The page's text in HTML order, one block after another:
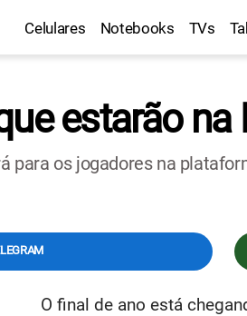
Celulares Notebooks TVs
estarão
para os jogadores na
O final de ano está